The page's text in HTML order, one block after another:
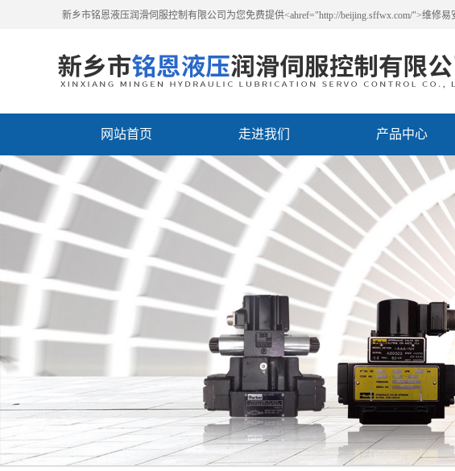
新乡市铭恩液压润滑伺服控制有限公司为您免费提供<ahref="http://beijing.sffwx.com/">维修易
网站首页 走进我们 产品中心
联系我们